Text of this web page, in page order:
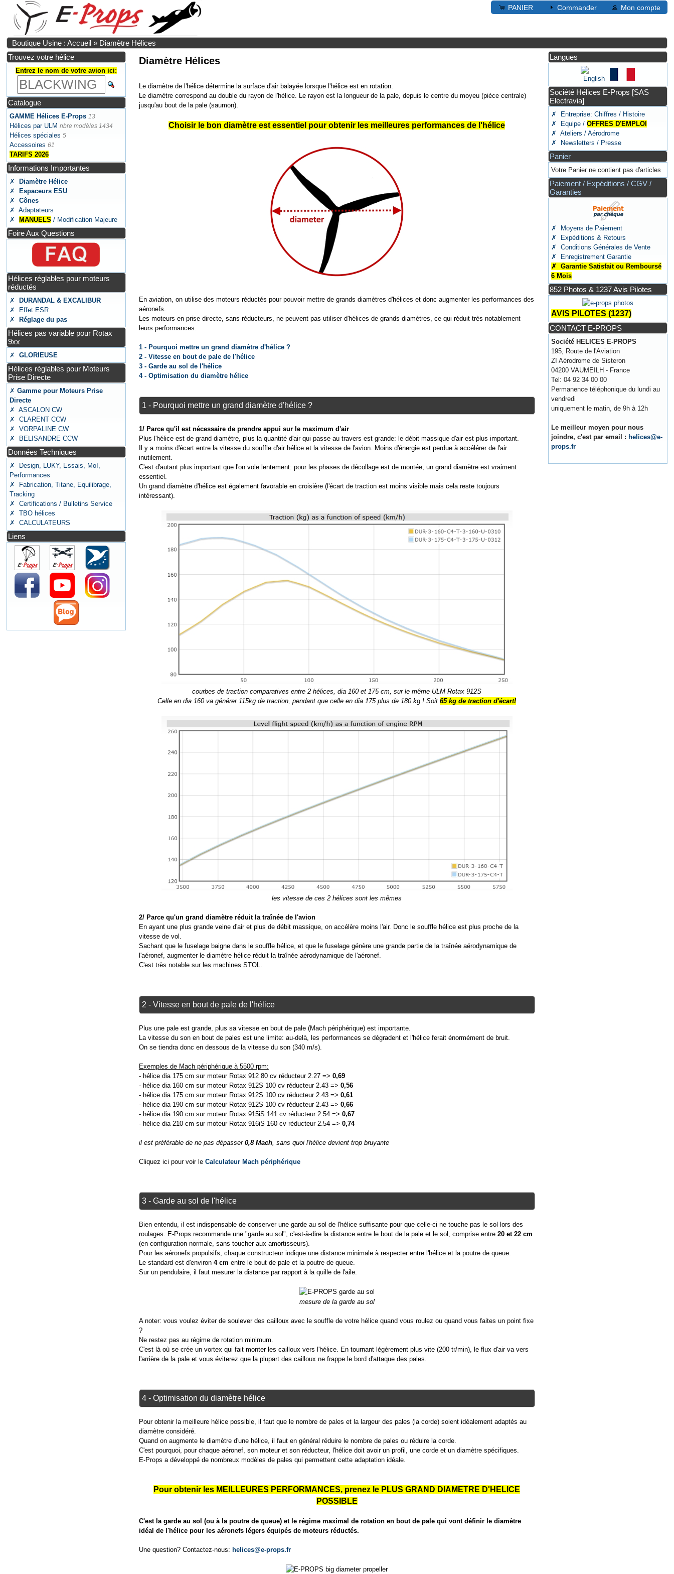
PANIER Commander Mon compte
Boutique Usine : Accueil » Diamètre Hélices
Trouvez votre hélice
Entrez le nom de votre avion ici:
Catalogue
GAMME Hélices E-Props 13
Hélices par ULM nbre modèles 1434
Hélices spéciales 5
Accessoires 61
TARIFS 2026
Informations Importantes
✗
Diamètre Hélice
✗
Espaceurs ESU
✗
Cônes
✗ Adaptateurs
✗
MANUELS / Modification Majeure
Foire Aux Questions
Hélices réglables pour moteurs
réductés
✗
DURANDAL & EXCALIBUR
✗ Effet ESR
✗
Réglage du pas
Hélices pas variable pour Rotax
9xx
✗GLORIEUSE
Hélices réglables pour Moteurs
Prise Directe
✗Gamme pour Moteurs Prise
Directe
✗ ASCALON CW
✗ CLARENT CCW
✗ VORPALINE CW
✗ BELISANDRE CCW
Données Techniques
✗ Design, LUKY, Essais, MoI,
Performances
✗ Fabrication, Titane, Equilibrage,
Tracking
✗ Certifications / Bulletins Service
✗ TBO hélices
✗ CALCULATEURS
Liens
Diamètre Hélices
Le diamètre de l'hélice détermine la surface d'air balayée lorsque l'hélice est en rotation.
Le diamètre correspond au double du rayon de l'hélice. Le rayon est la longueur de la pale, depuis le centre du moyeu (pièce centrale)
jusqu'au bout de la pale (saumon).
Choisir le bon diamètre est essentiel pour obtenir les meilleures performances de l'hélice
En aviation, on utilise des moteurs réductés pour pouvoir mettre de grands diamètres d'hélices et donc augmenter les performances des
aéronefs.
Les moteurs en prise directe, sans réducteurs, ne peuvent pas utiliser d'hélices de grands diamètres, ce qui réduit très notablement
leurs performances.
1 - Pourquoi mettre un grand diamètre d'hélice ?
2 - Vitesse en bout de pale de l'hélice
3 - Garde au sol de l'hélice
4 - Optimisation du diamètre hélice
1 - Pourquoi mettre un grand diamètre d'hélice ?
1/ Parce qu'il est nécessaire de prendre appui sur le maximum d'air
Plus l'hélice est de grand diamètre, plus la quantité d'air qui passe au travers est grande: le débit massique d'air est plus important.
Il y a moins d'écart entre la vitesse du souffle d'air hélice et la vitesse de l'avion. Moins d'énergie est perdue à accélérer de l'air
inutilement.
C'est d'autant plus important que l'on vole lentement: pour les phases de décollage est de montée, un grand diamètre est vraiment
essentiel.
Un grand diamètre d'hélice est également favorable en croisière (l'écart de traction est moins visible mais cela reste toujours
intéressant).
courbes de traction comparatives entre 2 hélices, dia 160 et 175 cm, sur le même ULM Rotax 912S
Celle en dia 160 va générer 115kg de traction, pendant que celle en dia 175 plus de 180 kg ! Soit65 kg de traction d'écart!
les vitesse de ces 2 hélices sont les mêmes
2/ Parce qu'un grand diamètre réduit la traînée de l'avion
En ayant une plus grande veine d'air et plus de débit massique, on accélère moins l'air. Donc le souffle hélice est plus proche de la
vitesse de vol.
Sachant que le fuselage baigne dans le souffle hélice, et que le fuselage génère une grande partie de la traînée aérodynamique de
l'aéronef, augmenter le diamètre hélice réduit la traînée aérodynamique de l'aéronef.
C'est très notable sur les machines STOL.
2 - Vitesse en bout de pale de l'hélice
Plus une pale est grande, plus sa vitesse en bout de pale (Mach périphérique) est importante.
La vitesse du son en bout de pales est une limite: au-delà, les performances se dégradent et l'hélice ferait énormément de bruit.
On se tiendra donc en dessous de la vitesse du son (340 m/s).
Exemples de Mach périphérique à 5500 rpm:
- hélice dia 175 cm sur moteur Rotax 912 80 cv réducteur 2.27 => 0,69
- hélice dia 160 cm sur moteur Rotax 912S 100 cv réducteur 2.43 => 0,56
- hélice dia 175 cm sur moteur Rotax 912S 100 cv réducteur 2.43 => 0,61
- hélice dia 190 cm sur moteur Rotax 912S 100 cv réducteur 2.43 => 0,66
- hélice dia 190 cm sur moteur Rotax 915iS 141 cv réducteur 2.54 => 0,67
- hélice dia 210 cm sur moteur Rotax 916iS 160 cv réducteur 2.54 => 0,74
il est préférable de ne pas dépasser 0,8 Mach, sans quoi l'hélice devient trop bruyante
Cliquez ici pour voir le Calculateur Mach périphérique
3 - Garde au sol de l'hélice
Bien entendu, il est indispensable de conserver une garde au sol de l'hélice suffisante pour que celle-ci ne touche pas le sol lors des
roulages. E-Props recommande une "garde au sol", c'est-à-dire la distance entre le bout de la pale et le sol, comprise entre 20 et 22 cm
(en configuration normale, sans toucher aux amortisseurs).
Pour les aéronefs propulsifs, chaque constructeur indique une distance minimale à respecter entre l'hélice et la poutre de queue.
Le standard est d'environ 4 cm entre le bout de pale et la poutre de queue.
Sur un pendulaire, il faut mesurer la distance par rapport à la quille de l'aile.
mesure de la garde au sol
A noter: vous voulez éviter de soulever des cailloux avec le souffle de votre hélice quand vous roulez ou quand vous faites un point fixe
?
Ne restez pas au régime de rotation minimum.
C'est là où se crée un vortex qui fait monter les cailloux vers l'hélice. En tournant légèrement plus vite (200 tr/min), le flux d'air va vers
l'arrière de la pale et vous éviterez que la plupart des cailloux ne frappe le bord d'attaque des pales.
4 - Optimisation du diamètre hélice
Pour obtenir la meilleure hélice possible, il faut que le nombre de pales et la largeur des pales (la corde) soient idéalement adaptés au
diamètre considéré.
Quand on augmente le diamètre d'une hélice, il faut en général réduire le nombre de pales ou réduire la corde.
C'est pourquoi, pour chaque aéronef, son moteur et son réducteur, l'hélice doit avoir un profil, une corde et un diamètre spécifiques.
E-Props a développé de nombreux modèles de pales qui permettent cette adaptation idéale.
Pour obtenir les MEILLEURES PERFORMANCES, prenez le PLUS GRAND DIAMETRE D'HELICE
POSSIBLE
C'est la garde au sol (ou à la poutre de queue) et le régime maximal de rotation en bout de pale qui vont définir le diamètre
idéal de l'hélice pour les aéronefs légers équipés de moteurs réductés.
Une question? Contactez-nous: helices@e-props.fr
Langues
Société Hélices E-Props [SAS
Electravia]
✗ Entreprise: Chiffres / Histoire
✗ Equipe /OFFRES D'EMPLOI
✗ Ateliers / Aérodrome
✗ Newsletters / Presse
Panier
Votre Panier ne contient pas d'articles
Paiement / Expéditions / CGV /
Garanties
✗ Moyens de Paiement
✗ Expéditions & Retours
✗ Conditions Générales de Vente
✗ Enregistrement Garantie
✗ Garantie Satisfait ou Remboursé
6 Mois
852 Photos & 1237 Avis Pilotes
AVIS PILOTES (1237)
CONTACT E-PROPS
Société HELICES E-PROPS
195, Route de l'Aviation
ZI Aérodrome de Sisteron
04200 VAUMEILH - France
Tel: 04 92 34 00 00
Permanence téléphonique du lundi au
vendredi
uniquement le matin, de 9h à 12h
Le meilleur moyen pour nous
joindre, c'est par email : helices@e-
props.fr